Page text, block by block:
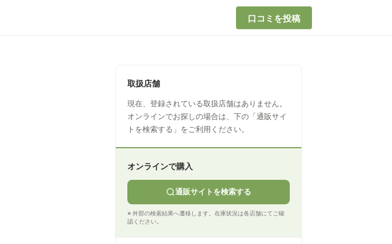
口コミを投稿
取扱店舗
現在、登録されている取扱店舗はありません。
オンラインでお探しの場合は、下の「通販サイ
トを検索する」をご利用ください。
オンラインで購入
通販サイトを検索する
※ 外部の検索結果へ遷移します。在庫状況は各店舗にてご確
認ください。